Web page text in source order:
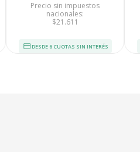
Precio sin impuestos
nacionales:
$21.611
DESDE 6 CUOTAS SIN INTERÉS